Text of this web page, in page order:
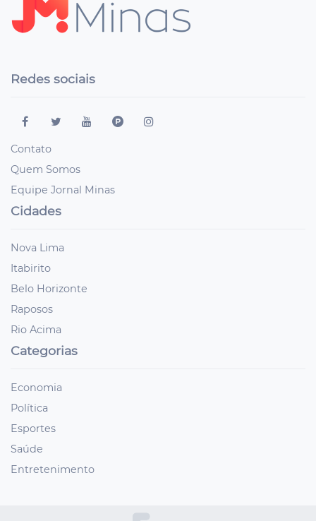
Redes sociais
Contato
Quem Somos
Equipe Jornal Minas
Cidades
Nova Lima
Itabirito
Belo Horizonte
Raposos
Rio Acima
Categorias
Economia
Política
Esportes
Saúde
Entretenimento